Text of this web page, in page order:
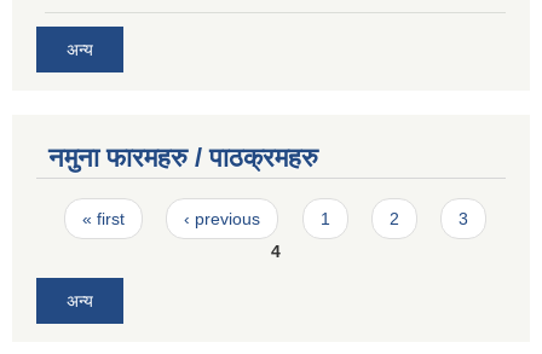
अन्य
नमुना फारमहरु / पाठक्रमहरु
Pages
« first ‹ previous 1 2
3
4
अन्य